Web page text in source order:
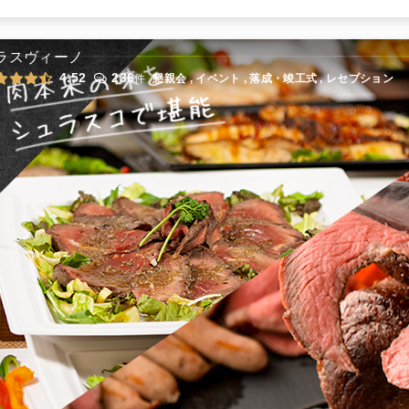
全てのプランを見る（4
スヴィーノ
4.52 236件 懇親会 , イベント , 落成・竣工式 , レセプション